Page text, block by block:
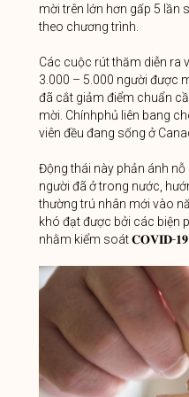
mời trên lớn hơn gấp 5 lần
theo chương trình.
Các cuộc rút thăm diễn ra
3.000 – 5.000 người được
đã cắt giảm điểm chuẩn
mời. Chínhphủ liên bang
viên đều đang sống ở
Động thái này phản ánh
người đã ở trong nước,
thường trú nhân mới vào
khó đạt được bởi các biện
nhằm kiểm soát 𝐂𝐎𝐕𝐈𝐃-𝟏𝟗.